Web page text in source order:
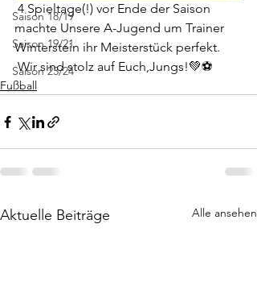
Saison 18/19
Saison 19/21
Saison 23/24
4 Spieltage(!) vor Ende der Saison
machte Unsere A-Jugend um Trainer
Winterstein ihr Meisterstück perfekt.
Wir sind stolz auf Euch,Jungs!💚⚽️
Fußball
Aktuelle Beiträge Alle ansehen